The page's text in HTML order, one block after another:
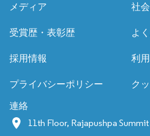
メディア 社
受賞歴・表彰歴 よ
採用情報 利
プライバシーポリシー ク
連絡
11th Floor, Rajapushpa Summit